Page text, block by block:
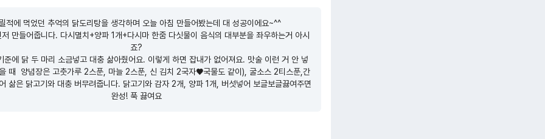
적에 먹었던 추억의 닭도리탕을 생각하며 오늘 아침 만들어봤는데 대 성공이에요~^^
만들어줍니다. 다시멸치+양파 1개+다시마 한줌 다싯물이 음식의 대부분을 좌우하는거 아시
죠?
준에 닭 두 마리 소금넣고 대충 삶아줬어요. 이렇게 하면 잡내가 없어져요. 맛술 이런 거 안 넣
때  양념장은 고춧가루 2스푼, 마늘 2스푼, 신 김치 2국자♥국물도 같이), 굴소스 2티스푼,간
삶은 닭고기와 대충 버무려줍니다. 닭고기와 감자 2개, 양파 1개, 버섯넣어 보글보글끓여주면
완성! 푹 끓여요